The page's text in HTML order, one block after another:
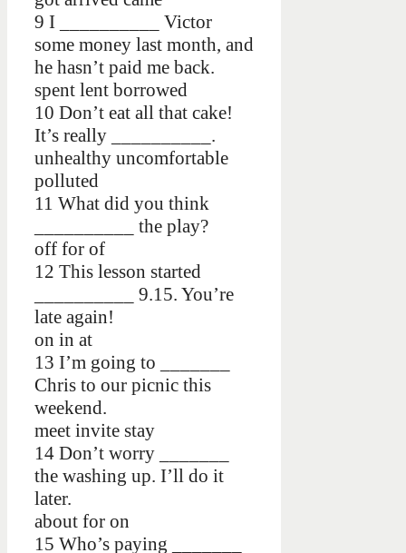
9 I __________ Victor
some money last month, and
he hasn’t paid me back.
spent lent borrowed
10 Don’t eat all that cake!
It’s really __________.
unhealthy uncomfortable
polluted
11 What did you think
__________ the play?
off for of
12 This lesson started
__________ 9.15. You’re
late again!
on in at
13 I’m going to _______
Chris to our picnic this
weekend.
meet invite stay
14 Don’t worry _______
the washing up. I’ll do it
later.
about for on
15 Who’s paying _______